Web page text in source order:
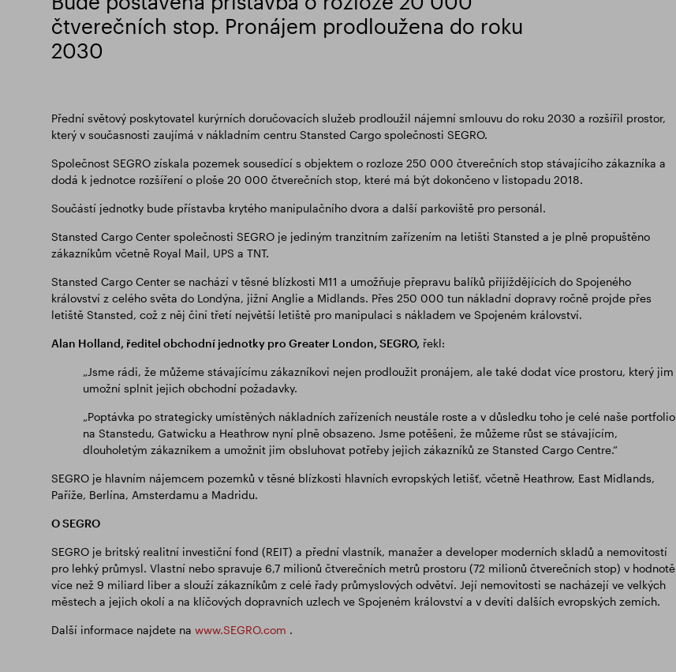
čtverečních stop. Pronájem prodloužena do roku
2030
Přední světový poskytovatel kurýrních doručovacích služeb prodloužil nájemní smlouvu do roku 2030 a rozšířil prostor,
který v současnosti zaujímá v nákladním centru Stansted Cargo společnosti SEGRO.
Společnost SEGRO získala pozemek sousedící s objektem o rozloze 250 000 čtverečních stop stávajícího zákazníka a
dodá k jednotce rozšíření o ploše 20 000 čtverečních stop, které má být dokončeno v listopadu 2018.
Součástí jednotky bude přístavba krytého manipulačního dvora a další parkoviště pro personál.
Stansted Cargo Center společnosti SEGRO je jediným tranzitním zařízením na letišti Stansted a je plně propuštěno
zákazníkům včetně Royal Mail, UPS a TNT.
Stansted Cargo Center se nachází v těsné blízkosti M11 a umožňuje přepravu balíků přijíždějících do Spojeného
království z celého světa do Londýna, jižní Anglie a Midlands. Přes 250 000 tun nákladní dopravy ročně projde přes
letiště Stansted, což z něj činí třetí největší letiště pro manipulaci s nákladem ve Spojeném království.
Alan Holland, ředitel obchodní jednotky pro Greater London, SEGRO, řekl:
„Jsme rádi, že můžeme stávajícímu zákazníkovi nejen prodloužit pronájem, ale také dodat více prostoru, který jim
umožní splnit jejich obchodní požadavky.
„Poptávka po strategicky umístěných nákladních zařízeních neustále roste a v důsledku toho je celé naše portfolio
na Stanstedu, Gatwicku a Heathrow nyní plně obsazeno. Jsme potěšeni, že můžeme růst se stávajícím,
dlouholetým zákazníkem a umožnit jim obsluhovat potřeby jejich zákazníků ze Stansted Cargo Centre.“
SEGRO je hlavním nájemcem pozemků v těsné blízkosti hlavních evropských letišť, včetně Heathrow, East Midlands,
Paříže, Berlína, Amsterdamu a Madridu.
O SEGRO
SEGRO je britský realitní investiční fond (REIT) a přední vlastník, manažer a developer moderních skladů a nemovitostí
pro lehký průmysl. Vlastní nebo spravuje 6,7 milionů čtverečních metrů prostoru (72 milionů čtverečních stop) v hodnotě
více než 9 miliard liber a slouží zákazníkům z celé řady průmyslových odvětví. Její nemovitosti se nacházejí ve velkých
městech a jejich okolí a na klíčových dopravních uzlech ve Spojeném království a v devíti dalších evropských zemích.
Další informace najdete na www.SEGRO.com .